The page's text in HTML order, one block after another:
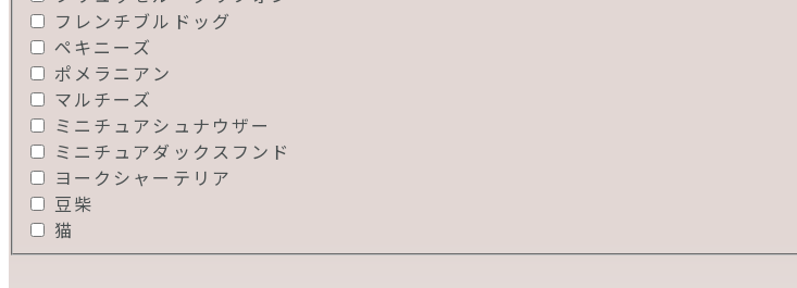
フレンチブルドッグ
ペキニーズ
ポメラニアン
マルチーズ
ミニチュアシュナウザー
ミニチュアダックスフンド
ヨークシャーテリア
豆柴
猫